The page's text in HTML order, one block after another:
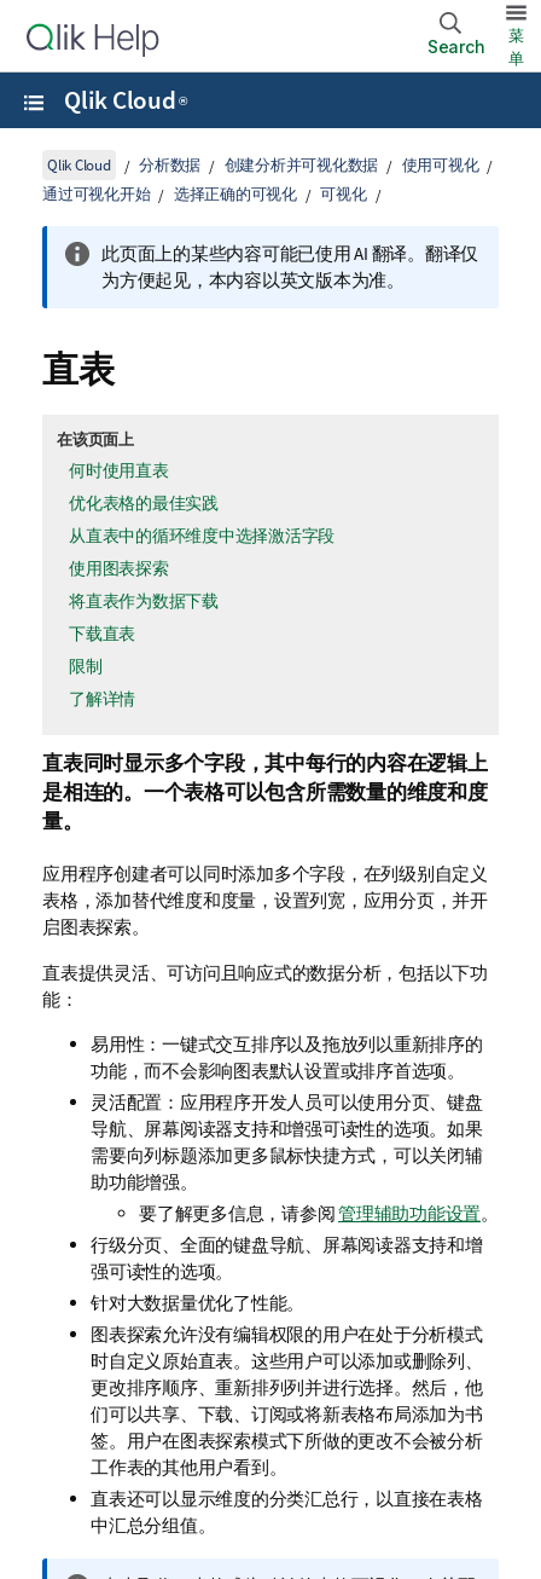
Search
菜
单
Qlik Cloud ®
Qlik Cloud 分析数据 创建分析并可视化数据
使用可视化
通过可视化开始
选择正确的可视化 可视化
此页面上的某些内容可能已使用 AI 翻译。翻译仅
为方便起见，本内容以英文版本为准。
直表
在该页面上
何时使用直表
优化表格的最佳实践
从直表中的循环维度中选择激活字段
使用图表探索
将直表作为数据下载
下载直表
限制
了解详情
直表同时显示多个字段，其中每行的内容在逻辑上
是相连的。一个表格可以包含所需数量的维度和度
量。
应用程序创建者可以同时添加多个字段，在列级别自定义
表格，添加替代维度和度量，设置列宽，应用分页，并开
启图表探索。
直表提供灵活、可访问且响应式的数据分析，包括以下功
能：
易用性：一键式交互排序以及拖放列以重新排序的
功能，而不会影响图表默认设置或排序首选项。
灵活配置：应用程序开发人员可以使用分页、键盘
导航、屏幕阅读器支持和增强可读性的选项。如果
需要向列标题添加更多鼠标快捷方式，可以关闭辅
助功能增强。
要了解更多信息，请参阅管理辅助功能设置。
行级分页、全面的键盘导航、屏幕阅读器支持和增
强可读性的选项。
针对大数据量优化了性能。
图表探索允许没有编辑权限的用户在处于分析模式
时自定义原始直表。这些用户可以添加或删除列、
更改排序顺序、重新排列列并进行选择。然后，他
们可以共享、下载、订阅或将新表格布局添加为书
签。用户在图表探索模式下所做的更改不会被分析
工作表的其他用户看到。
直表还可以显示维度的分类汇总行，以直接在表格
中汇总分组值。